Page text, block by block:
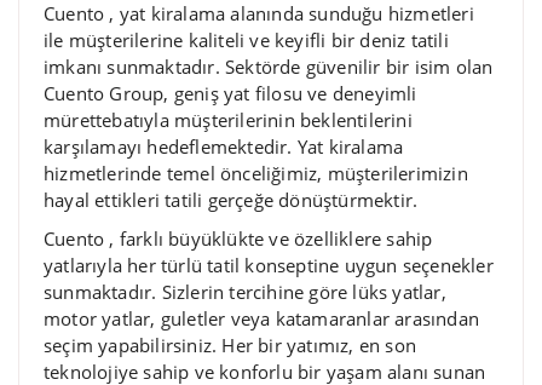
Cuento , yat kiralama alanında sunduğu hizmetleri
ile müşterilerine kaliteli ve keyifli bir deniz tatili
imkanı sunmaktadır. Sektörde güvenilir bir isim olan
Cuento Group, geniş yat filosu ve deneyimli
mürettebatıyla müşterilerinin beklentilerini
karşılamayı hedeflemektedir. Yat kiralama
hizmetlerinde temel önceliğimiz, müşterilerimizin
hayal ettikleri tatili gerçeğe dönüştürmektir.
Cuento , farklı büyüklükte ve özelliklere sahip
yatlarıyla her türlü tatil konseptine uygun seçenekler
sunmaktadır. Sizlerin tercihine göre lüks yatlar,
motor yatlar, guletler veya katamaranlar arasından
seçim yapabilirsiniz. Her bir yatımız, en son
teknolojiye sahip ve konforlu bir yaşam alanı sunan